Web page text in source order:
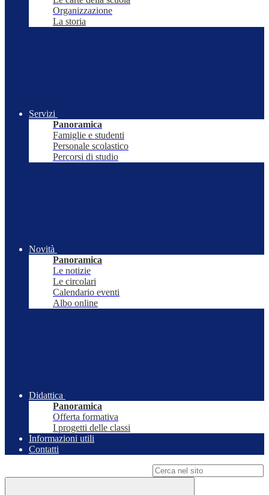
Organizzazione
La storia
Servizi
Panoramica
Famiglie e studenti
Personale scolastico
Percorsi di studio
Novità
Panoramica
Le notizie
Le circolari
Calendario eventi
Albo online
Didattica
Panoramica
Offerta formativa
I progetti delle classi
Informazioni utili
Contatti